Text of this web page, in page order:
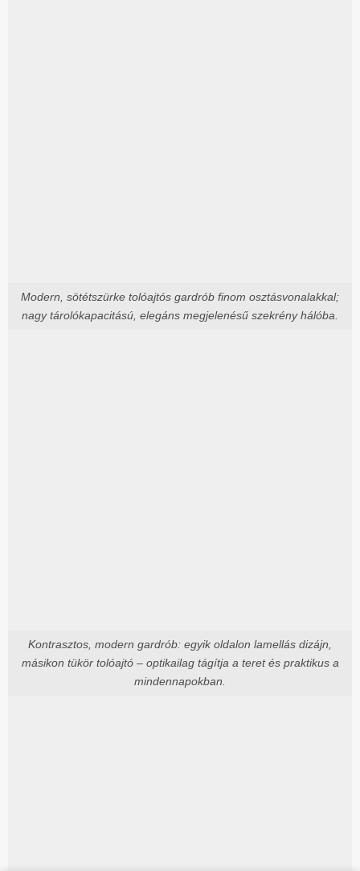
Modern, sötétszürke tolóajtós gardrób finom osztásvonalakkal;
nagy tárolókapacitású, elegáns megjelenésű szekrény hálóba.
Kontrasztos, modern gardrób: egyik oldalon lamellás dizájn,
másikon tükör tolóajtó – optikailag tágítja a teret és praktikus a
mindennapokban.